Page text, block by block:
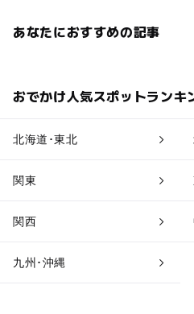
あなたにおすすめの記事
おでかけ人気スポットランキ
北海道･東北
関東
関西
九州･沖縄